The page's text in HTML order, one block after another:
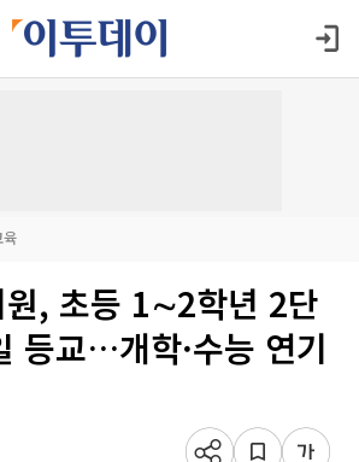
육
, 초등 1∼2학년 2단
등교…개학·수능 연기